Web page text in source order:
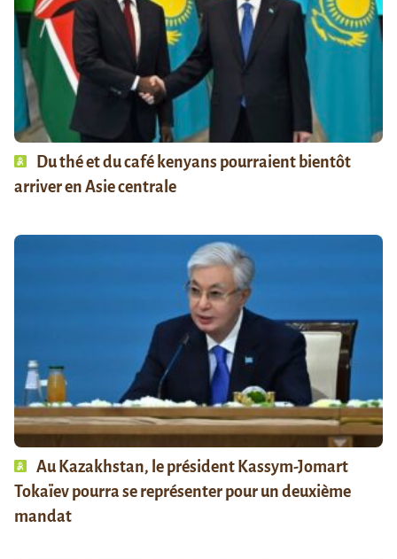
Du thé et du café kenyans pourraient bientôt
arriver en Asie centrale
Au Kazakhstan, le président Kassym-Jomart
Tokaïev pourra se représenter pour un deuxième
mandat